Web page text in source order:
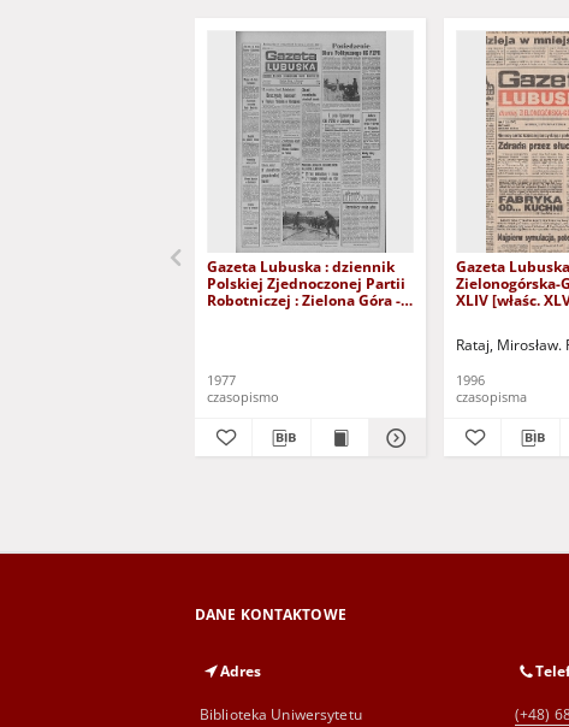
Gazeta Lubuska : dziennik
Polskiej Zjednoczonej Partii
Robotniczej : Zielona Góra -
1977
czasopismo
Gazeta
Zielonogórska-
XLIV [właśc.
Rataj, Mirosław.
1996
czasopisma
DANE KONTAKTOWE
Adres
Biblioteka Uniwersytetu
(+48)